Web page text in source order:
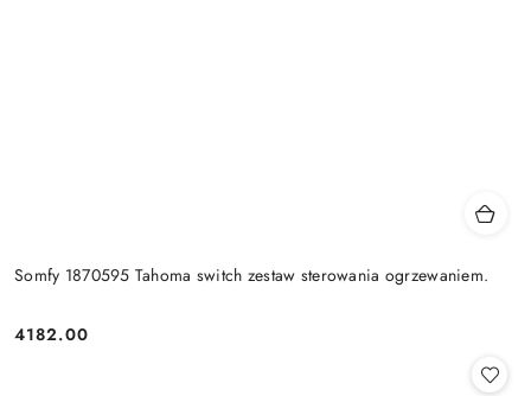
Somfy 1870595 Tahoma switch zestaw sterowania ogrzewaniem.
Cena:
4182.00